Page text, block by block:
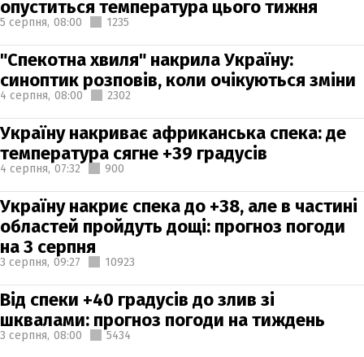
опуститься температура цього тижня
5 серпня, 08:00 1235
"Спекотна хвиля" накрила Україну:
синоптик розповів, коли очікуються зміни
4 серпня, 08:00 2302
Україну накриває африканська спека: де
температура сягне +39 градусів
4 серпня, 07:32 900
Україну накриє спека до +38, але в частині
областей пройдуть дощі: прогноз погоди
на 3 серпня
3 серпня, 09:27 10923
Від спеки +40 градусів до злив зі
шквалами: прогноз погоди на тиждень
3 серпня, 08:00 5434